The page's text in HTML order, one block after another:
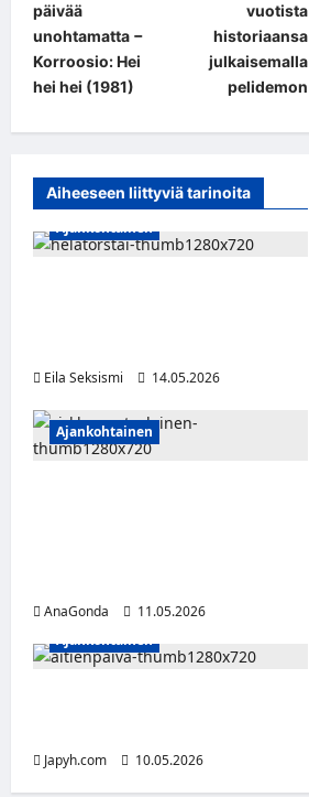
t
n
a
g
t
päivää
unohtamatta −
Korroosio: Hei
hei hei (1981)
vuotista
historiaansa
julkaisemalla
pelidemon
Aiheeseen liittyviä tarinoita
Ajankohtainen
Eila Seksismi 14.05.2026
Ajankohtainen
AnaGonda
11.05.2026
Ajankohtainen
Japyh.com 10.05.2026